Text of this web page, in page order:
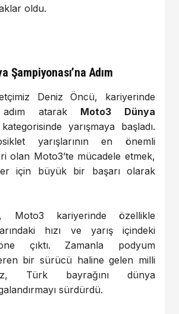
oldu.
Şampiyonası’na Adım
Deniz Öncü, kariyerinde
atarak Moto3 Dünya
kategorisinde yarışmaya başladı.
yarışlarının en önemli
olan Moto3’te mücadele etmek,
için büyük bir başarı olarak
Moto3 kariyerinde özellikle
hızı ve yarış içindeki
çıktı. Zamanla podyum
bir sürücü haline gelen milli
Türk bayrağını dünya
sürdürdü.